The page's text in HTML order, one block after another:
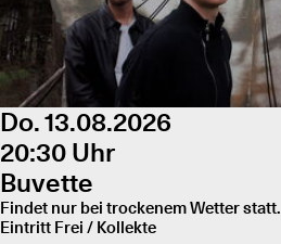
Do. 13.08.2026
20:30 Uhr
Buvette
Findet nur bei trockenem Wetter statt.
Eintritt Frei / Kollekte